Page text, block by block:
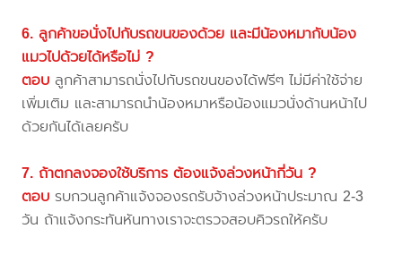
6. ลูกค้าขอนั่งไปกับรถขนของด้วย และมีน้องหมากับน้อง
แมวไปด้วยได้หรือไม่ ?
ตอบ ลูกค้าสามารถนั่งไปกับรถขนของได้ฟรีๆ ไม่มีค่าใช้จ่าย
เพิ่มเติม และสามารถนำน้องหมาหรือน้องแมวนั่งด้านหน้าไป
ด้วยกันได้เลยครับ
7. ถ้าตกลงจองใช้บริการ ต้องแจ้งล่วงหน้ากี่วัน ?
ตอบ รบกวนลูกค้าแจ้งจองรถรับจ้างล่วงหน้าประมาณ 2-3
วัน ถ้าแจ้งกระทันหันทางเราจะตรวจสอบคิวรถให้ครับ